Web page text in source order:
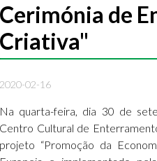
Cerimónia de
Criativa"
2020-02-16
Na quarta-feira, dia 30 de
Centro Cultural de
projeto “Promoção da